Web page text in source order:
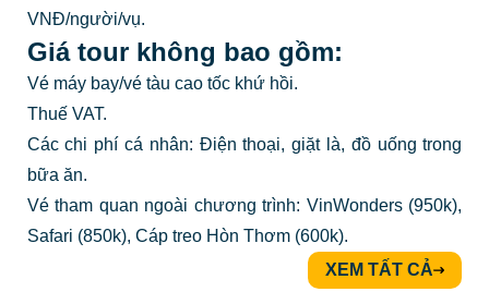
VNĐ/người/vụ.
Giá tour không bao gồm:
Vé máy bay/vé tàu cao tốc khứ hồi.
Thuế VAT.
Các chi phí cá nhân: Điện thoại, giặt là, đồ uống trong
bữa ăn.
Vé tham quan ngoài chương trình: VinWonders (950k),
Safari (850k), Cáp treo Hòn Thơm (600k).
XEM TẤT CẢ